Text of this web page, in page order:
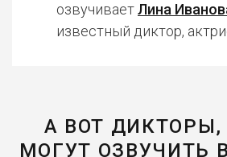
озвучиваетЛина
известный диктор,
А ВОТ
МОГУТ ОЗВУЧИТЬ